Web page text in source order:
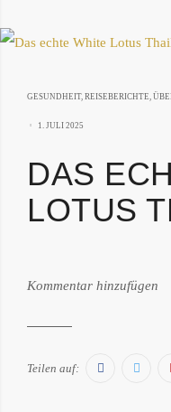
GESUNDHEIT, REISEBERICHTE,
1. JULI 2025
2025
DAS
LOTUS
Philipp
Kommentar hinzufügen
Teilen auf: Facebook